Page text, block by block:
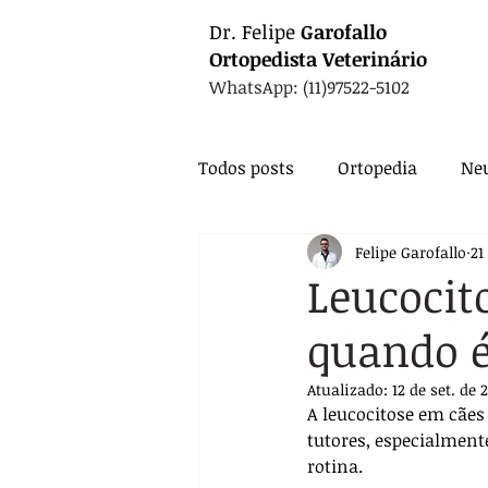
Dr. Felipe Garofallo
Ortopedista Veterinário
WhatsApp: (11)97522-5102
Todos posts Ortopedia
Animais Exóticos
Endocrinologia
Nutrição Exames
quando
Felipe Garofallo
Atualizado: 12 de set. de
A leucocitose em
tutores,
rotina.